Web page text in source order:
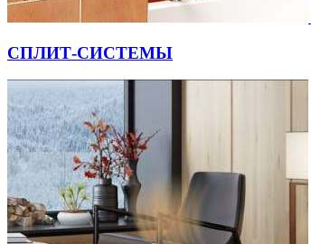
СПЛИТ-СИСТЕМЫ